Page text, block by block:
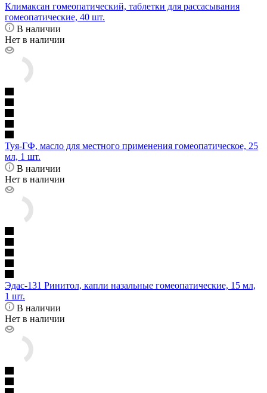
Климаксан гомеопатический, таблетки для рассасывания
гомеопатические, 40 шт.
В наличии
Нет в наличии
Туя-ГФ, масло для местного применения гомеопатическое, 25
мл, 1 шт.
В наличии
Нет в наличии
Эдас-131 Ринитол, капли назальные гомеопатические, 15 мл,
1 шт.
В наличии
Нет в наличии